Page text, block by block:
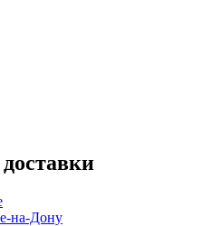
на-Дону